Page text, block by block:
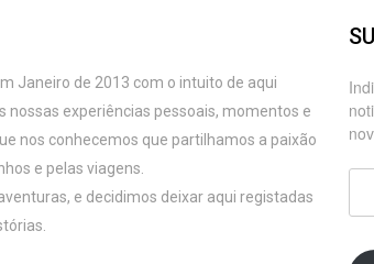
Janeiro de 2013 com o intuito de aqui
nossas experiências pessoais, momentos e
nos conhecemos que partilhamos a paixão
e pelas viagens.
e decidimos deixar aqui registadas